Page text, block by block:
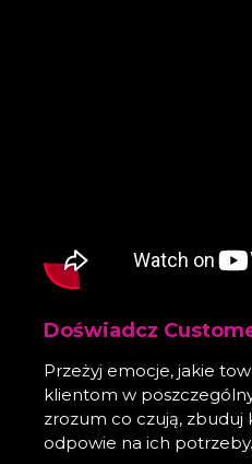
Doświadcz
Przeżyj emocje, jakie
klientom w
zrozum co czują, zbuduj
odpowie na ich potrzeby.